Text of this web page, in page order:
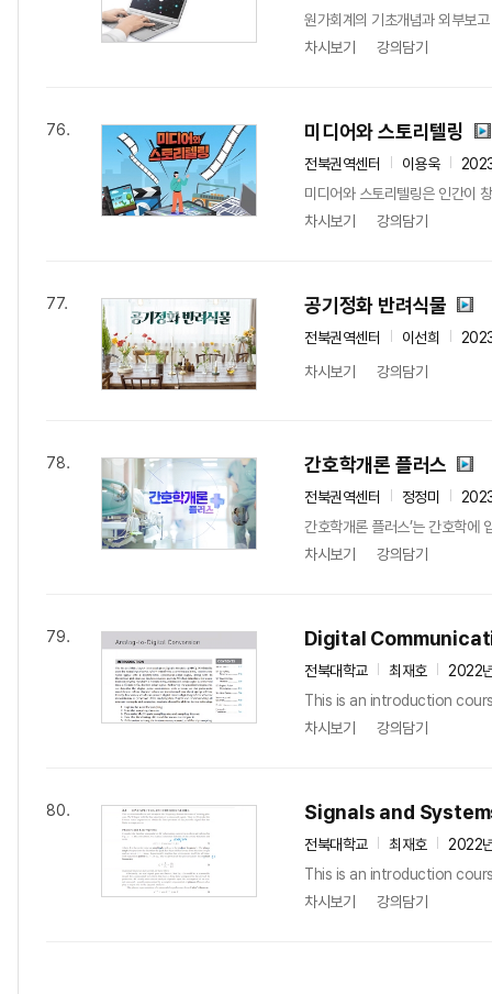
원가회계의 기초개념과 외부보
차시보기
강의담기
76. 미디어와 스토리텔링
전북권역센터 이용욱
미디어와 스토리텔링은 인간이
차시보기
강의담기
77. 공기정화 반려식물
전북권역센터 이선희
차시보기
강의담기
78. 간호학개론 플러스
전북권역센터 정정미
간호학개론 플러스’는 간호학에
차시보기
강의담기
79. Digital
전북대학교 최재호
2022
This is an introduction
차시보기
강의담기
80. Signals and
전북대학교 최재호
2022
This is an introduction
차시보기
강의담기